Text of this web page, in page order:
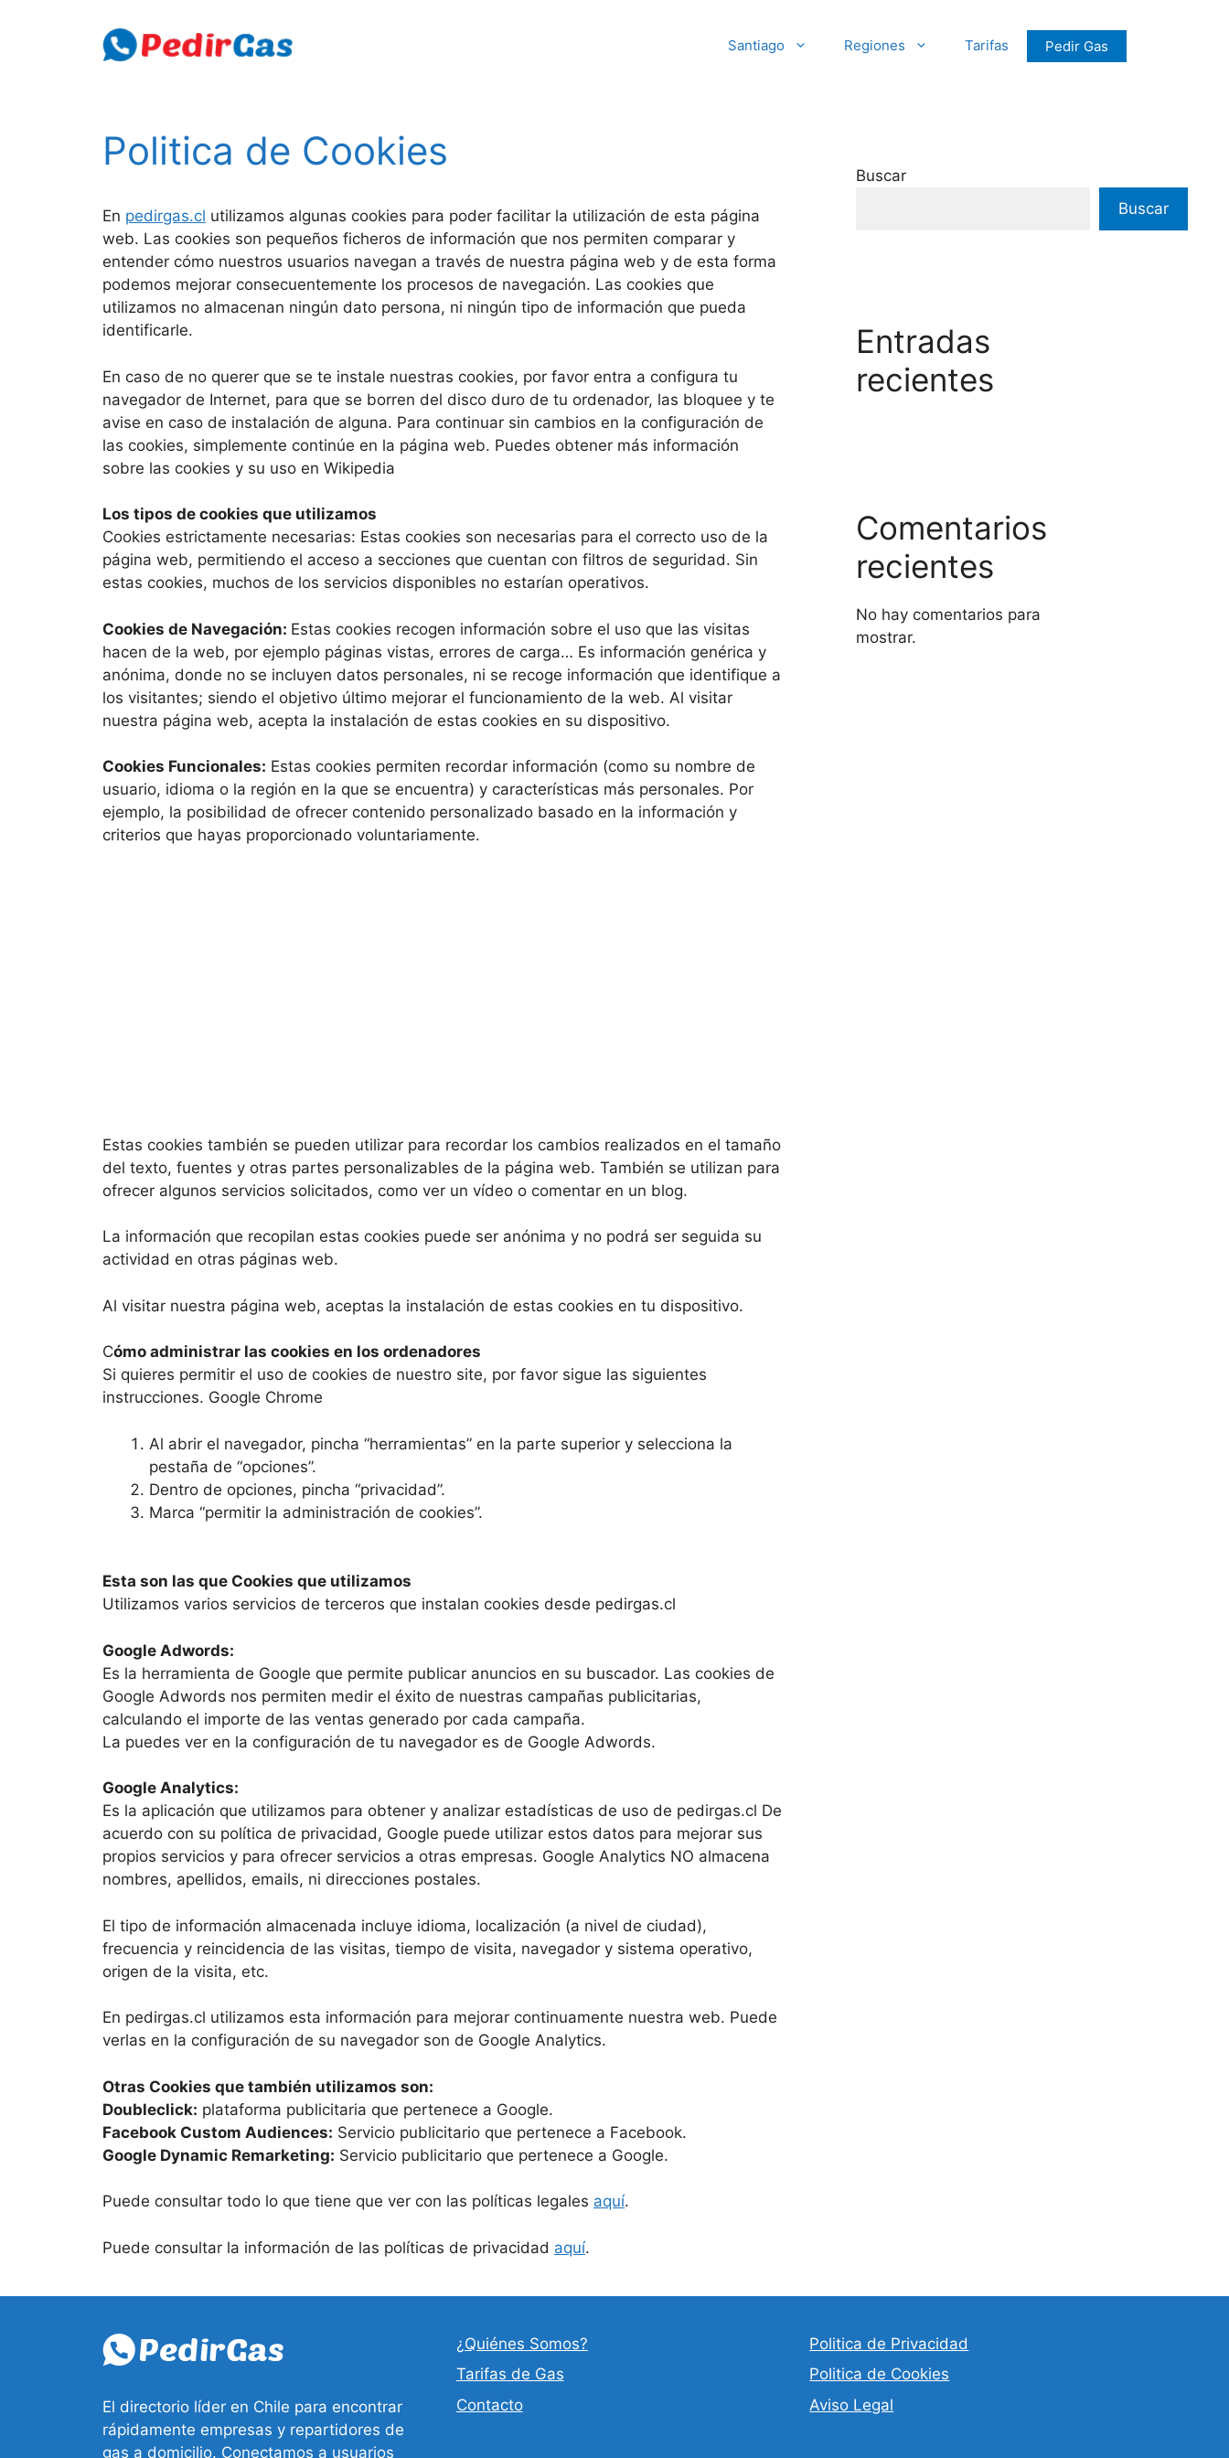
Santiago Regiones Tarifas Pedir Gas
Politica de Cookies
En pedirgas.cl utilizamos algunas cookies para poder facilitar la utilización de esta página
web. Las cookies son pequeños ficheros de información que nos permiten comparar y
entender cómo nuestros usuarios navegan a través de nuestra página web y de esta forma
podemos mejorar consecuentemente los procesos de navegación. Las cookies que
utilizamos no almacenan ningún dato persona, ni ningún tipo de información que pueda
identificarle.
En caso de no querer que se te instale nuestras cookies, por favor entra a configura tu
navegador de Internet, para que se borren del disco duro de tu ordenador, las bloquee y te
avise en caso de instalación de alguna. Para continuar sin cambios en la configuración de
las cookies, simplemente continúe en la página web. Puedes obtener más información
sobre las cookies y su uso en Wikipedia
Los tipos de cookies que utilizamos
Cookies estrictamente necesarias: Estas cookies son necesarias para el correcto uso de la
página web, permitiendo el acceso a secciones que cuentan con filtros de seguridad. Sin
estas cookies, muchos de los servicios disponibles no estarían operativos.
Cookies de Navegación: Estas cookies recogen información sobre el uso que las visitas
hacen de la web, por ejemplo páginas vistas, errores de carga… Es información genérica y
anónima, donde no se incluyen datos personales, ni se recoge información que identifique a
los visitantes; siendo el objetivo último mejorar el funcionamiento de la web. Al visitar
nuestra página web, acepta la instalación de estas cookies en su dispositivo.
Cookies Funcionales: Estas cookies permiten recordar información (como su nombre de
usuario, idioma o la región en la que se encuentra) y características más personales. Por
ejemplo, la posibilidad de ofrecer contenido personalizado basado en la información y
criterios que hayas proporcionado voluntariamente.
Estas cookies también se pueden utilizar para recordar los cambios realizados en el tamaño
del texto, fuentes y otras partes personalizables de la página web. También se utilizan para
ofrecer algunos servicios solicitados, como ver un vídeo o comentar en un blog.
La información que recopilan estas cookies puede ser anónima y no podrá ser seguida su
actividad en otras páginas web.
Al visitar nuestra página web, aceptas la instalación de estas cookies en tu dispositivo.
Cómo administrar las cookies en los ordenadores
Si quieres permitir el uso de cookies de nuestro site, por favor sigue las siguientes
instrucciones. Google Chrome
Al abrir el navegador, pincha “herramientas” en la parte superior y selecciona la
pestaña de “opciones”.
Dentro de opciones, pincha “privacidad”.
Marca “permitir la administración de cookies”.
Esta son las que Cookies que utilizamos
Utilizamos varios servicios de terceros que instalan cookies desde pedirgas.cl
Google Adwords:
Es la herramienta de Google que permite publicar anuncios en su buscador. Las cookies de
Google Adwords nos permiten medir el éxito de nuestras campañas publicitarias,
calculando el importe de las ventas generado por cada campaña.
La puedes ver en la configuración de tu navegador es de Google Adwords.
Google Analytics:
Es la aplicación que utilizamos para obtener y analizar estadísticas de uso de pedirgas.cl De
acuerdo con su política de privacidad, Google puede utilizar estos datos para mejorar sus
propios servicios y para ofrecer servicios a otras empresas. Google Analytics NO almacena
nombres, apellidos, emails, ni direcciones postales.
El tipo de información almacenada incluye idioma, localización (a nivel de ciudad),
frecuencia y reincidencia de las visitas, tiempo de visita, navegador y sistema operativo,
origen de la visita, etc.
En pedirgas.cl utilizamos esta información para mejorar continuamente nuestra web. Puede
verlas en la configuración de su navegador son de Google Analytics.
Otras Cookies que también utilizamos son:
Doubleclick: plataforma publicitaria que pertenece a Google.
Facebook Custom Audiences: Servicio publicitario que pertenece a Facebook.
Google Dynamic Remarketing: Servicio publicitario que pertenece a Google.
Puede consultar todo lo que tiene que ver con las políticas legales aquí.
Puede consultar la información de las políticas de privacidad aquí.
Buscar
Buscar
Entradas
recientes
Comentarios
recientes
No hay comentarios para
mostrar.
El directorio líder en Chile para encontrar
rápidamente empresas y repartidores de
gas a domicilio. Conectamos a usuarios
¿Quiénes Somos?
Tarifas de Gas
Contacto
Politica de Privacidad
Politica de Cookies
Aviso Legal